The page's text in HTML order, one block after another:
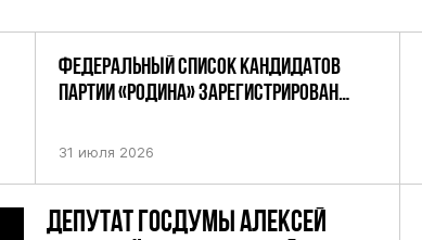
ФЕДЕРАЛЬНЫЙ СПИСОК КАНДИДАТОВ
ПАРТИИ «РОДИНА» ЗАРЕГИСТРИРОВАН
31 июля 2026
ДЕПУТАТ ГОСДУМЫ АЛЕКСЕЙ